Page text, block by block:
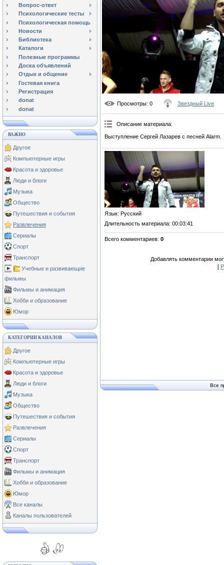
Вопрос-ответ
Психологические тесты
Психологическая помощь
Новости
Библиотека
Каталоги
Полезные программы
Доска объявлений
Отдых и общение
Гостевая книга
Регистрация
donat
donat
ВАЖНО
Другое
Компьютерные игры
Красота и здоровье
Люди и блоги
Музыка
Общество
Путешествия и события
Развлечения
Сериалы
Спорт
Транспорт
Учебные и развивающие
фильмы
Фильмы и анимация
Хобби и образование
Юмор
КАТЕГОРИИ КАНАЛОВ
Другое
Компьютерные игры
Красота и здоровье
Люди и блоги
Музыка
Общество
Путешествия и события
Развлечения
Сериалы
Спорт
Транспорт
Фильмы и анимация
Хобби и образование
Юмор
Все каналы
Каналы пользователей
Просмотры: 0 Звездный Live
Описание материала:
Выступление Сергей Лазарев с песней Alarm.
Язык: Русский
Длительность материала: 00:03:41
Всего комментариев: 0
Добавлять комментарии
[
Все